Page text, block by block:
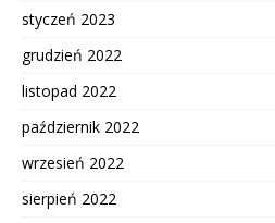
styczeń 2023
grudzień 2022
listopad 2022
październik 2022
wrzesień 2022
sierpień 2022